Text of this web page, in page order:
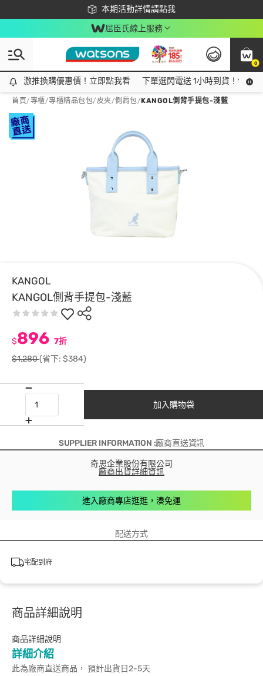
本期活動詳情請點我
下載app最高回饋$350
屈臣氏線上服務
0
激推換購優惠價！立即點我看
激推換購優惠價！立即點我看 下單選閃電送 1小時到貨！領神
首頁/專櫃/專櫃精品包包/皮夾/側肩包/KANGOL側背手提包-淺藍
KANGOL
KANGOL側背手提包-淺藍
$896 7折
$1,280(省下: $384)
加入購物袋
SUPPLIER INFORMATION :廠商直送資訊
奇思企業股份有限公司
廠商出貨詳細資訊
進入廠商專店逛逛，湊免運
配送方式
宅配到府
商品詳細說明
商品詳細說明
詳細介紹
此為廠商直送商品， 預計出貨日2-5天